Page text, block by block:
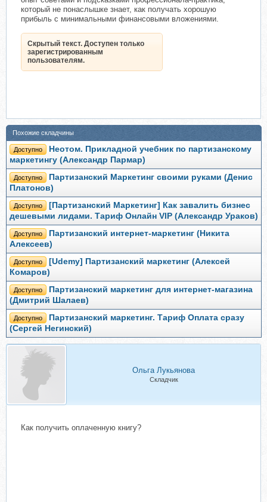
который не понаслышке знает, как получать хорошую
прибыль с минимальными финансовыми вложениями.
Скрытый текст. Доступен только
зарегистрированным
пользователям.
Похожие складчины
Доступно
Неотом. Прикладной учебник по партизанскому
маркетингу (Александр Пармар)
Доступно
Партизанский Маркетинг своими руками (Денис
Платонов)
Доступно
[Партизанский Маркетинг] Как завалить бизнес
дешевыми лидами. Тариф Онлайн VIP (Александр Ураков)
Доступно
Партизанский интернет-маркетинг (Никита
Алексеев)
Доступно
[Udemy] Партизанский маркетинг (Алексей
Комаров)
Доступно
Партизанский маркетинг для интернет-магазина
(Дмитрий Шалаев)
Доступно
Партизанский маркетинг. Тариф Оплата сразу
(Сергей Негинский)
Ольга Лукьянова
Складчик
Как получить оплаченную книгу?